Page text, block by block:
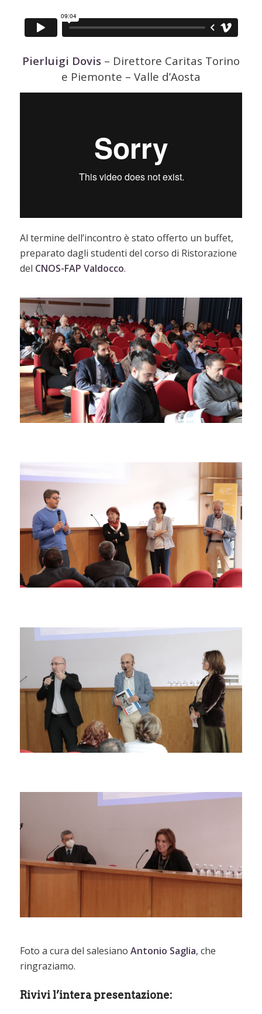
Pierluigi Dovis– Direttore Caritas Torino
e Piemonte – Valle d’Aosta
Al termine dell’incontro è stato offerto un buffet,
preparato dagli studenti del corso di Ristorazione
del CNOS-FAP Valdocco.
Foto a cura del salesiano Antonio Saglia, che
ringraziamo.
Rivivi l’intera presentazione: